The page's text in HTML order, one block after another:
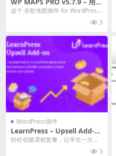
Google 地图的 WordPress
的高级 Google 地图插件）
这个 谷歌地图插件 for WordPress
3
WordPress插件
LearnPress – Upsell Add-o
n for LearnPress 4.0.8 拓展
轻松创建课程套餐，让学生一次性
3